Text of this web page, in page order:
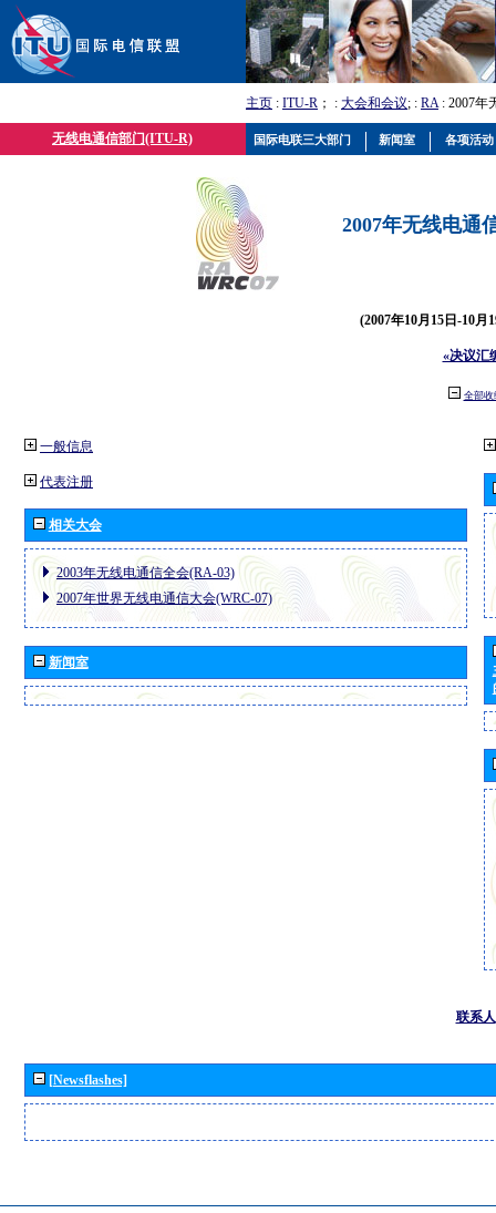
主页 : ITU-R ； : 大会和会议; : RA: 2007年
无线电通信部门(ITU-R)
2007年无线电通
(2007年10月15日-10月
«决议汇
全部收
一般信息
代表注册
相关大会
2003年无线电通信全会(RA-03)
2007年世界无线电通信大会(WRC-07)
新闻室
联系人
[Newsflashes]
国际电联三大部门 新闻室 各项活动